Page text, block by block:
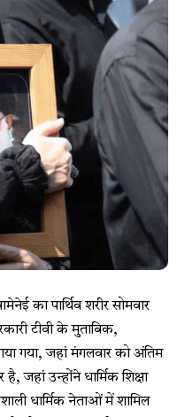
का पार्थिव शरीर सोमवार
टीवी के मुताबिक,
गया, जहां मंगलवार को अंतिम
जहां उन्होंने धार्मिक शिक्षा
धार्मिक नेताओं में शामिल